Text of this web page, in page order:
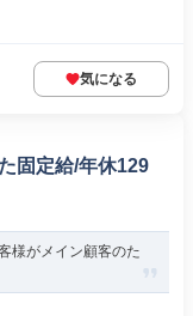
気になる
固定給/年休129
様がメイン顧客のた